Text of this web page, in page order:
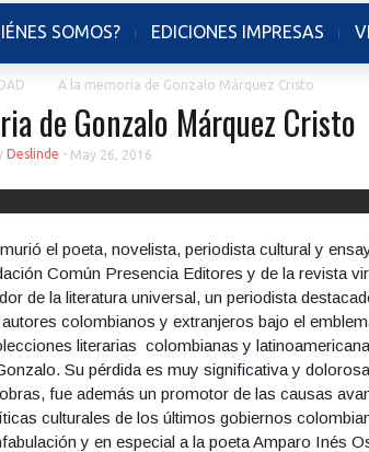
SOMOS? EDICIONES IMPRESAS
A la memoria de Gonzalo Márquez Cristo
de Gonzalo Márquez Cristo
Deslinde - May 26, 2016
el poeta, novelista, periodista cultural y
Común Presencia Editores y de la revista
de la literatura universal, un periodista
colombianos y extranjeros bajo el
literarias colombianas y
Su pérdida es muy significativa y
fue además un promotor de las causas
culturales de los últimos gobiernos
y en especial a la poeta Amparo Inés